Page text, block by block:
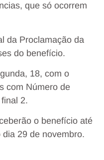
que só ocorrem
da Proclamação da
do benefício.
18, com o
com Número de
2.
o benefício até
29 de novembro.